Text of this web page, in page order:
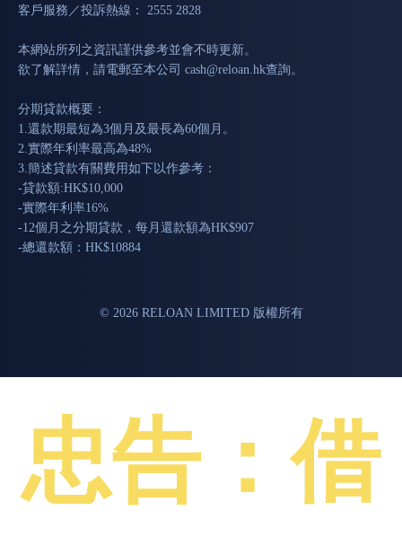
客戶服務／投訴熱線： 2555 2828
本網站所列之資訊謹供參考並會不時更新。
欲了解詳情，請電郵至本公司 cash@reloan.hk查詢。
分期貸款概要：
1.還款期最短為3個月及最長為60個月。
2.實際年利率最高為48%
3.簡述貸款有關費用如下以作參考：
-貸款額:HK$10,000
-實際年利率16%
-12個月之分期貸款，每月還款額為HK$907
-總還款額：HK$10884
© 2026 RELOAN LIMITED 版權所有
忠告：借